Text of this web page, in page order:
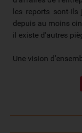
les reports sont-
depuis au moins
il existe d'autres
Une vision